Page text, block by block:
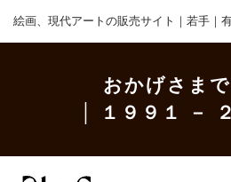
絵画、現代アートの販売サイト｜若手｜
おかげさま
│ １９９１ －